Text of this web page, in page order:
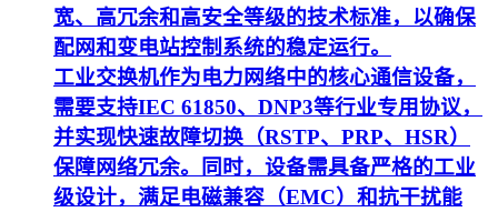
宽、高冗余和高安全等级的技术标准，以确保
配网和变电站控制系统的稳定运行。
工业交换机作为电力网络中的核心通信设备，
需要支持IEC 61850、DNP3等行业专用协议，
并实现快速故障切换（RSTP、PRP、HSR）
保障网络冗余。同时，设备需具备严格的工业
级设计，满足电磁兼容（EMC）和抗干扰能